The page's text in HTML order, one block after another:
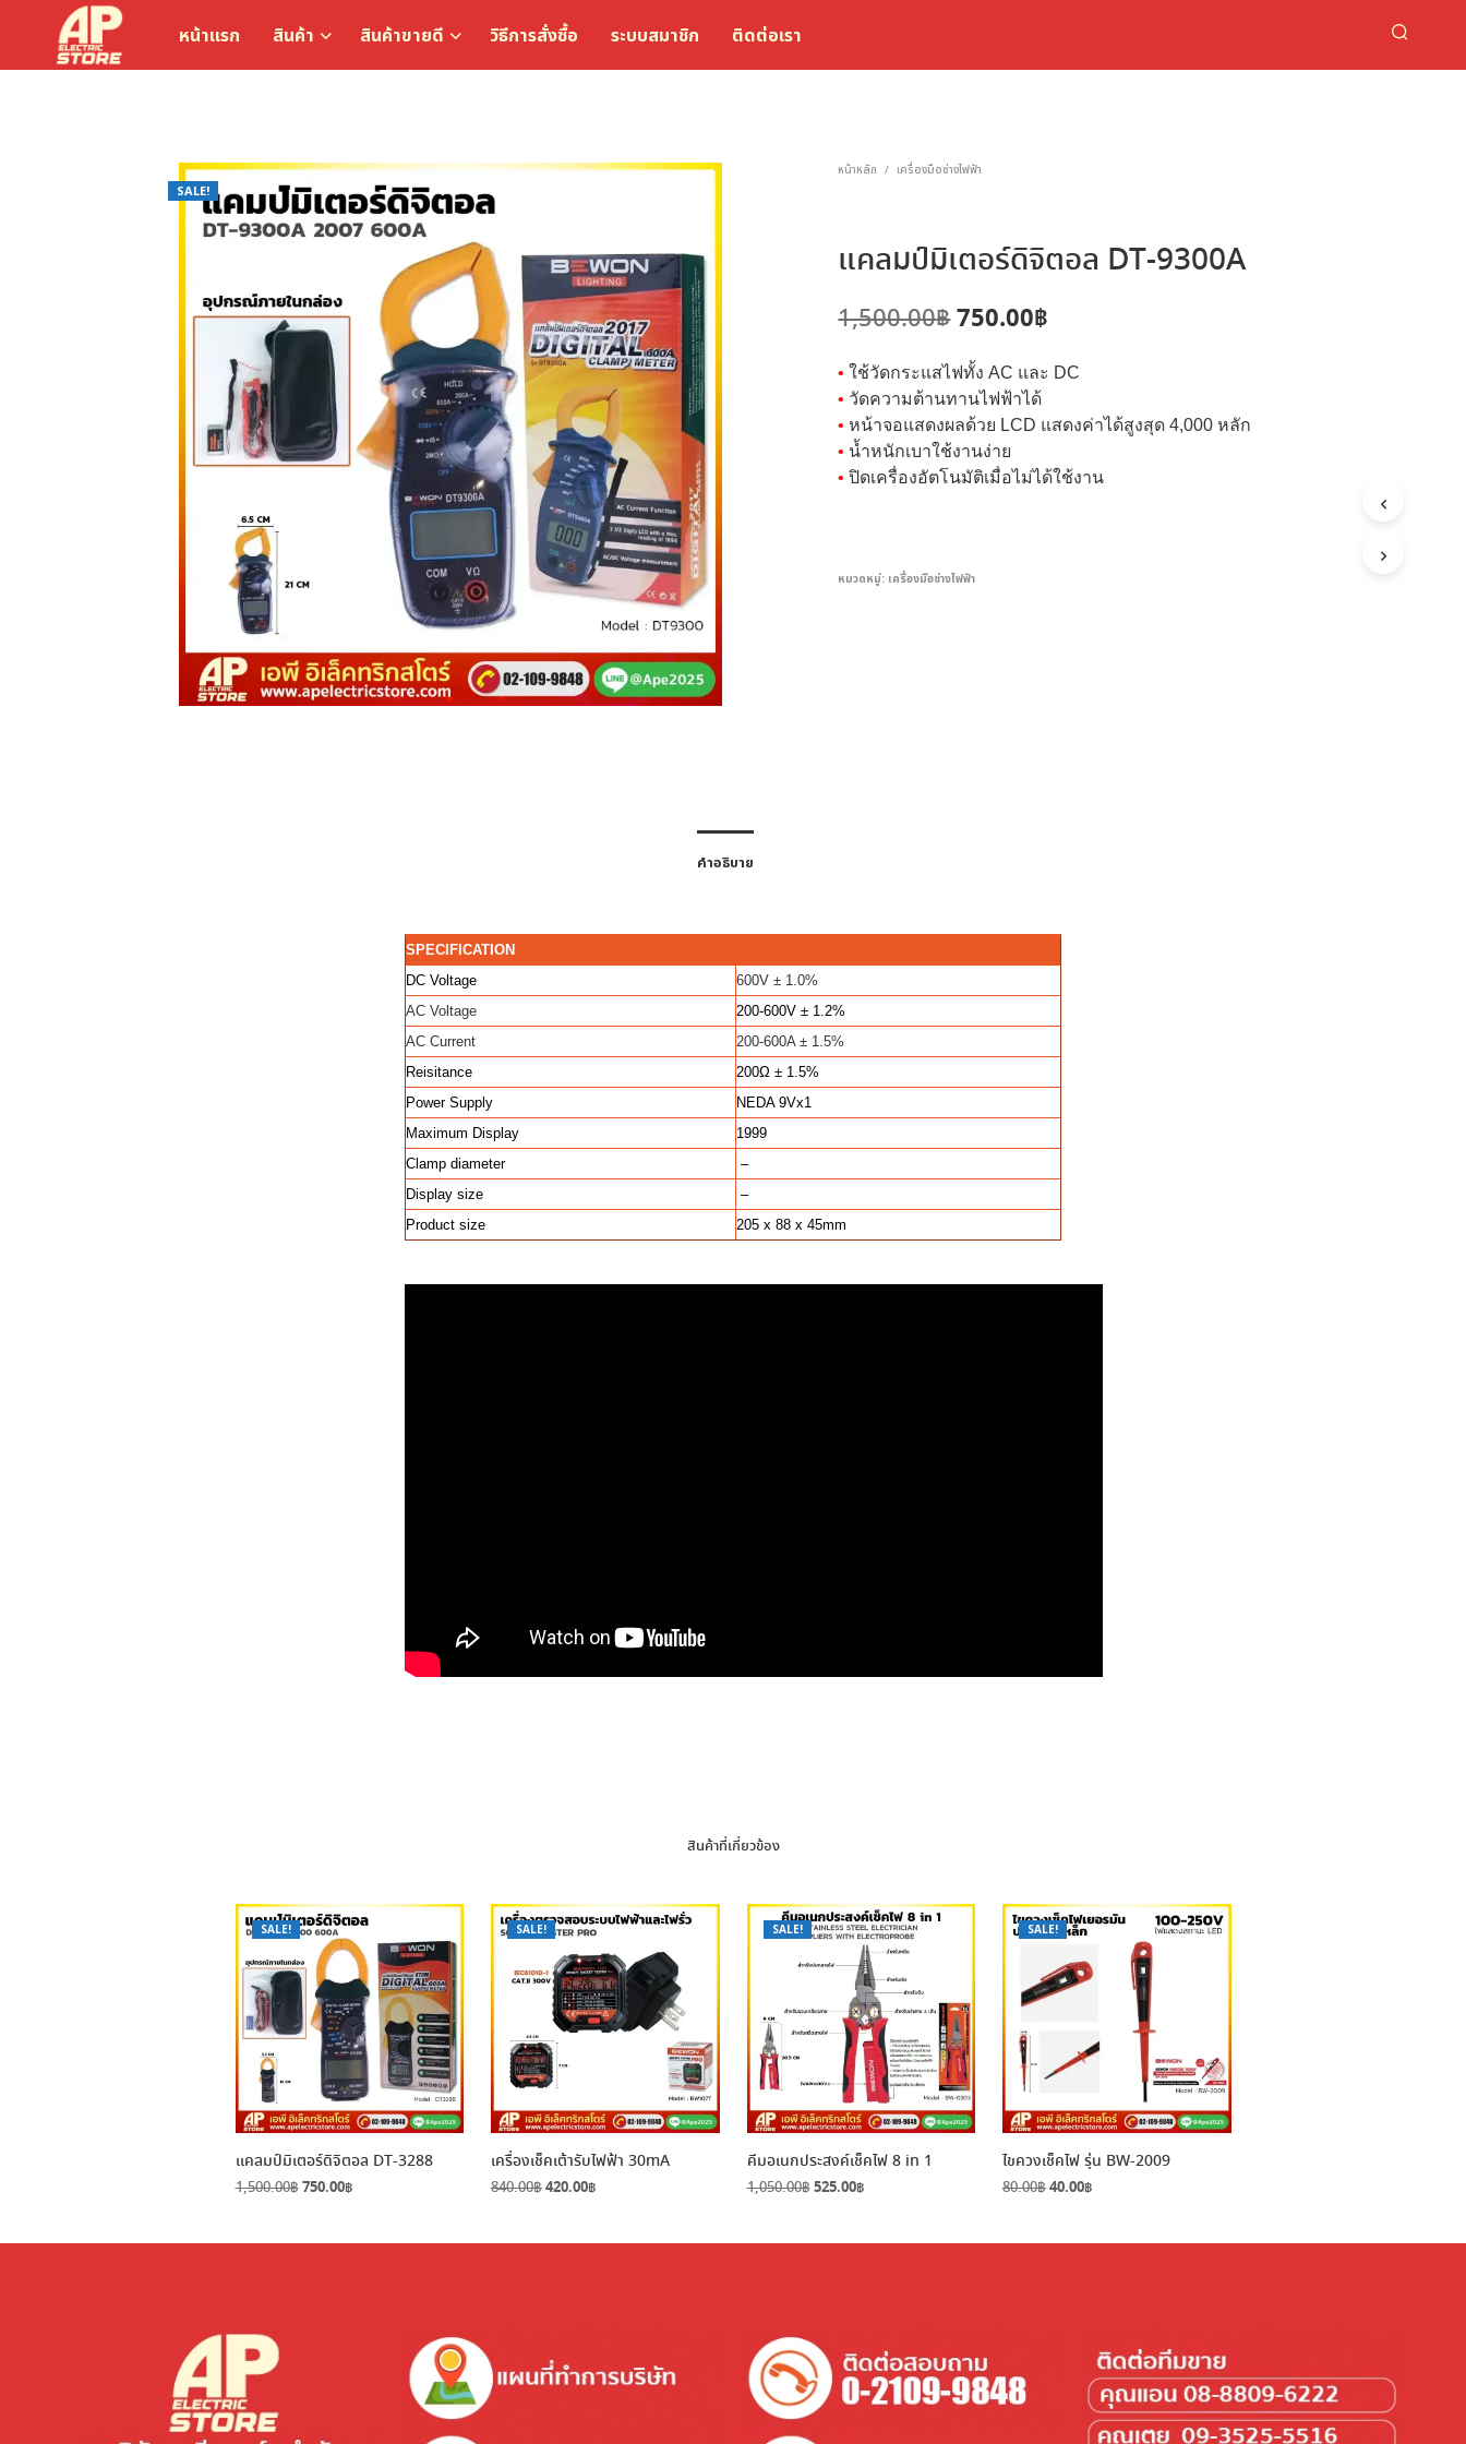
หน้าแรก สินค้า สินค้าขายดี วิธีการสั่งซื้อ ระบบสมาชิก ติดต่อเรา
SALE!
หน้าหลัก / เครื่องมือช่างไฟฟ้า
แคลมป์มิเตอร์ดิจิตอล DT-9300A
1,500.00฿Original
price
was:
1,500.00฿.
750.00฿
is:
750.00฿.
•ใช้วัดกระแสไฟทั้ง AC และ DC
• วัดความต้านทานไฟฟ้าได้
•หน้าจอแสดงผลด้วย LCD แสดงค่าได้สูงสุด 4,000 หลัก
• น้ำหนักเบาใช้งานง่าย
•ปิดเครื่องอัตโนมัติเมื่อไม่ได้ใช้งาน
หมวดหมู่: เครื่องมือช่างไฟฟ้า
คำอธิบาย
SPECIFICATION
DC Voltage
600V ± 1.0%
AC Voltage
200-600V ± 1.2%
AC Current
200-600A ± 1.5%
Reisitance
200Ω ± 1.5%
Power Supply
NEDA 9Vx1
Maximum Display
1999
Clamp diameter
–
Display size
–
Product size
205 x 88 x 45mm
สินค้าที่เกี่ยวข้อง
SALE!
แคลมป์มิเตอร์ดิจิตอล DT-3288
1,500.00฿Original
1,500.00฿.
750.00฿Current
750.00฿.
SALE!
เครื่องเช็คเต้ารับไฟฟ้า 30mA
840.00฿Original
840.00฿.
420.00฿
420.00฿.
SALE!
คีมอเนกประสงค์เช็คไฟ 8 in 1
1,050.00฿Original
1,050.00฿.
525.00฿Current
525.00฿.
SALE!
ไขควงเช็คไฟ รุ่น BW-2009
80.00฿Original
80.00฿.
40.00฿
40.00฿.